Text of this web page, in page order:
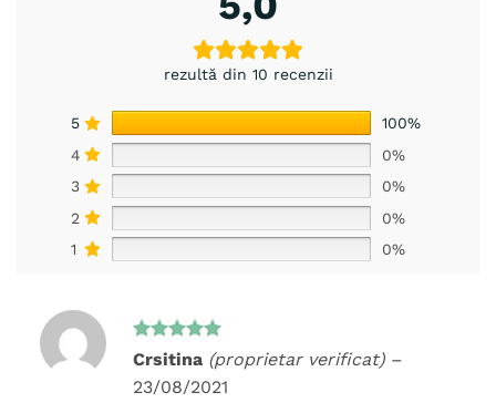
rezultă din 10 recenzii
5
100%
4
0%
3
0%
2
0%
1
0%
Evaluat la
din 5
Crsitina (proprietar verificat) –
23/08/2021